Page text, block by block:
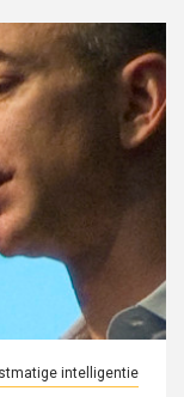
intelligentie